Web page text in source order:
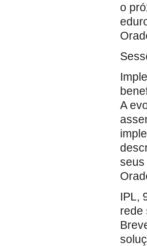
o
A
seus
IPL,
rede